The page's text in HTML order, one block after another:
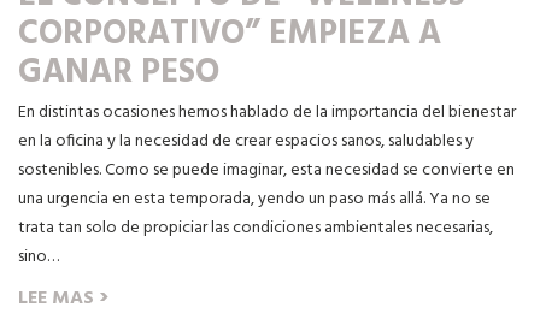
CORPORATIVO” EMPIEZA A
GANAR PESO
En distintas ocasiones hemos hablado de la importancia del bienestar
en la oficina y la necesidad de crear espacios sanos, saludables y
sostenibles. Como se puede imaginar, esta necesidad se convierte en
una urgencia en esta temporada, yendo un paso más allá. Ya no se
trata tan solo de propiciar las condiciones ambientales necesarias,
sino…
LEE MAS ›